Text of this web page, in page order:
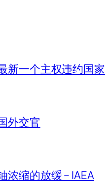
新一个主权违约国家
外交官
浓缩的放缓 – IAEA